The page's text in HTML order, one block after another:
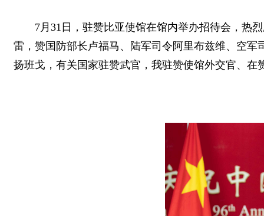
7月31日，驻赞比亚使馆在馆内举办招待会，热
雷，赞国防部长卢福马、陆军司令阿里布兹维、空
扬班戈，有关国家驻赞武官，我驻赞使馆外交官、